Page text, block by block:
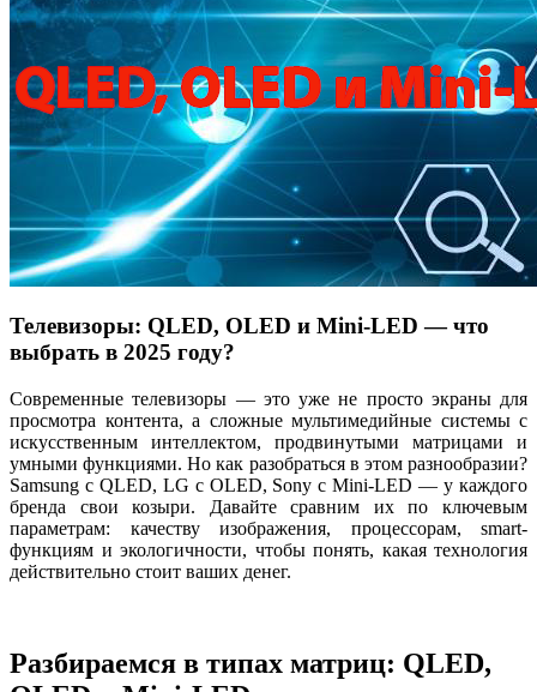
Телевизоры: QLED, OLED и Mini-LED — что
выбрать в 2025 году?
Современные телевизоры — это уже не просто экраны для
просмотра контента, а сложные мультимедийные системы с
искусственным интеллектом, продвинутыми матрицами и
умными функциями. Но как разобраться в этом разнообразии?
Samsung с QLED, LG с OLED, Sony с Mini-LED — у каждого
бренда свои козыри. Давайте сравним их по ключевым
параметрам: качеству изображения, процессорам, smart-
функциям и экологичности, чтобы понять, какая технология
действительно стоит ваших денег.
Разбираемся в типах матриц: QLED,